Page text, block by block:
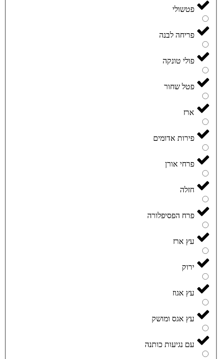
פטשולי
פריחה לבנה
פולי טונקה
פטל שחור
ארז
פירות אדומים
פרחי אורן
חזלה
פרח הפסיפלורה
עץ ארז
ירוק
עץ אגוז
עץ אגס ומושק
עם נגיעות כותנה